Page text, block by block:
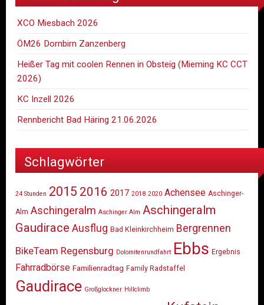
XCO Miesbach 2026
ÖM26 Dornbirn Zanzenberg
Heißer Tag mit coolen Rennen in Obsteig (Mieming KC CCT
2026)
KC Inzell 2026
Rennbericht Bad Häring 21.06.2026
Schlagwörter
24 Stunden 2015 2016 2017 2018 2020 Achensee Aschinger-
Alm Aschingeralm Aschinger Alm Aschingeralm
Gaudirace Ausflug Bad Kleinkirchheim Bergrennen
BikeTeam Regensburg Dolomitenrundfahrt Ebbs Ergebnis
Fahrradbörse Familienradtag Family Radstaffel
Gaudirace Großglockner Hillclimb